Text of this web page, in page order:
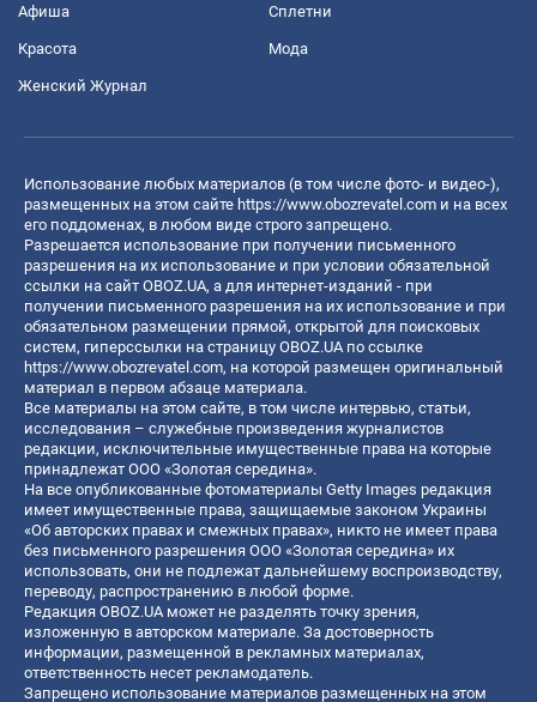
Афиша Сплетни
Красота Мода
Женский Журнал
Использование любых материалов (в том числе фото- и видео-),
размещенных на этом сайте https://www.obozrevatel.com и на всех
его поддоменах, в любом виде строго запрещено.
Разрешается использование при получении письменного
разрешения на их использование и при условии обязательной
ссылки на сайт OBOZ.UA, а для интернет-изданий - при
получении письменного разрешения на их использование и при
обязательном размещении прямой, открытой для поисковых
систем, гиперссылки на страницу OBOZ.UA по ссылке
https://www.obozrevatel.com, на которой размещен оригинальный
материал в первом абзаце материала.
Все материалы на этом сайте, в том числе интервью, статьи,
исследования – служебные произведения журналистов
редакции, исключительные имущественные права на которые
принадлежат ООО «Золотая середина».
На все опубликованные фотоматериалы Getty Images редакция
имеет имущественные права, защищаемые законом Украины
«Об авторских правах и смежных правах», никто не имеет права
без письменного разрешения ООО «Золотая середина» их
использовать, они не подлежат дальнейшему воспроизводству,
переводу, распространению в любой форме.
Редакция OBOZ.UA может не разделять точку зрения,
изложенную в авторском материале. За достоверность
информации, размещенной в рекламных материалах,
ответственность несет рекламодатель.
Запрещено использование материалов размещенных на этом